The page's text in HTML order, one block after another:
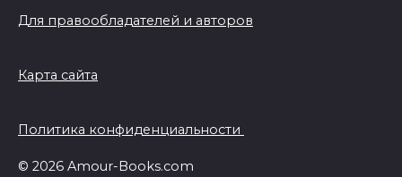
Для правообладателей и авторов
Карта сайта
Политика конфиденциальности
© 2026 Amour-Books.com